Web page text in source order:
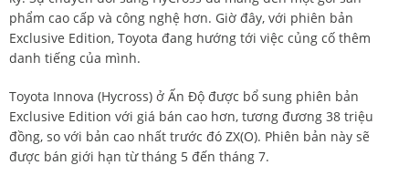
phẩm cao cấp và công nghệ hơn. Giờ đây, với phiên bản
Exclusive Edition, Toyota đang hướng tới việc củng cố thêm
danh tiếng của mình.
Toyota Innova (Hycross) ở Ấn Độ được bổ sung phiên bản
Exclusive Edition với giá bán cao hơn, tương đương 38 triệu
đồng, so với bản cao nhất trước đó ZX(O). Phiên bản này sẽ
được bán giới hạn từ tháng 5 đến tháng 7.